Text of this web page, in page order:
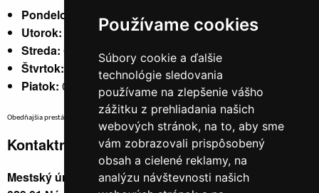
Používame cookies
Súbory cookie a ďalšie
technológie sledovania
používame na zlepšenie vášho
zážitku z prehliadania našich
webových stránok, na to, aby sme
vám zobrazovali prispôsobený
obsah a cielené reklamy, na
analýzu návštevnosti našich
Pondelok:
07:30 - 15:30
Utorok:
nestránkový
Streda: 07:30 - 17:00
Štvrtok:
nestránkový
Piatok: 07:30 - 14:00
Obedňajšia prestávka v trvaní 30 minút v čase medzi 10:30 - 11:30 hod.
Kontaktné údaje
Mestský úrad, Cyrila a Metoda 329/6,